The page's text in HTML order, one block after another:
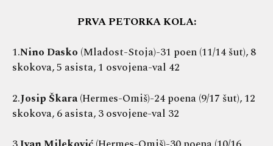
PRVA PETORKA KOLA:
1.Nino Dasko (Mladost-Stoja)-31 poen (11/14 šut), 8
skokova, 5 asista, 1 osvojena-val 42
2.Josip Škara(Hermes-Omiš)-24 poena (9/17 šut), 12
skokova, 6 asista, 3 osvojene-val 32